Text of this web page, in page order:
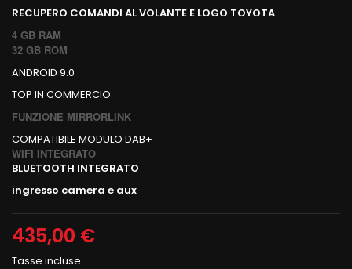
RECUPERO COMANDI AL VOLANTE E LOGO TOYOTA
4 GB RAM
32 GB ROM
ANDROID 9.0
TOP IN COMMERCIO
FUNZIONE MIRRORLINK
COMPATIBILE MODULO DAB+
WIFI INTEGRATO
BLUETOOTH INTEGRATO
ingresso camera e aux
435,00 €
Tasse incluse